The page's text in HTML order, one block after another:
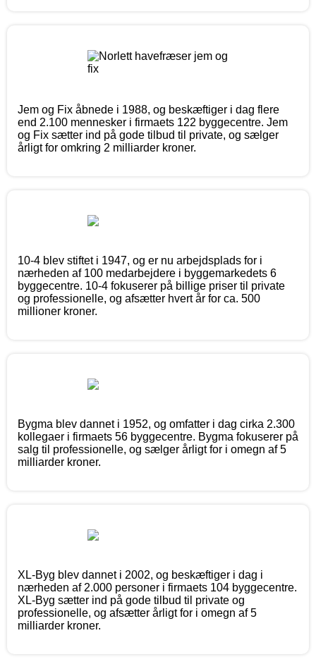
Jem og Fix åbnede i 1988, og beskæftiger i dag flere
end 2.100 mennesker i firmaets 122 byggecentre. Jem
og Fix sætter ind på gode tilbud til private, og sælger
årligt for omkring 2 milliarder kroner.
10-4 blev stiftet i 1947, og er nu arbejdsplads for i
nærheden af 100 medarbejdere i byggemarkedets 6
byggecentre. 10-4 fokuserer på billige priser til private
og professionelle, og afsætter hvert år for ca. 500
millioner kroner.
Bygma blev dannet i 1952, og omfatter i dag cirka 2.300
kollegaer i firmaets 56 byggecentre. Bygma fokuserer på
salg til professionelle, og sælger årligt for i omegn af 5
milliarder kroner.
XL-Byg blev dannet i 2002, og beskæftiger i dag i
nærheden af 2.000 personer i firmaets 104 byggecentre.
XL-Byg sætter ind på gode tilbud til private og
professionelle, og afsætter årligt for i omegn af 5
milliarder kroner.